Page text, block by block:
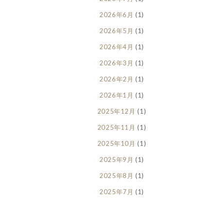
2026年6月 (1)
2026年5月 (1)
2026年4月 (1)
2026年3月 (1)
2026年2月 (1)
2026年1月 (1)
2025年12月 (1)
2025年11月 (1)
2025年10月 (1)
2025年9月 (1)
2025年8月 (1)
2025年7月 (1)